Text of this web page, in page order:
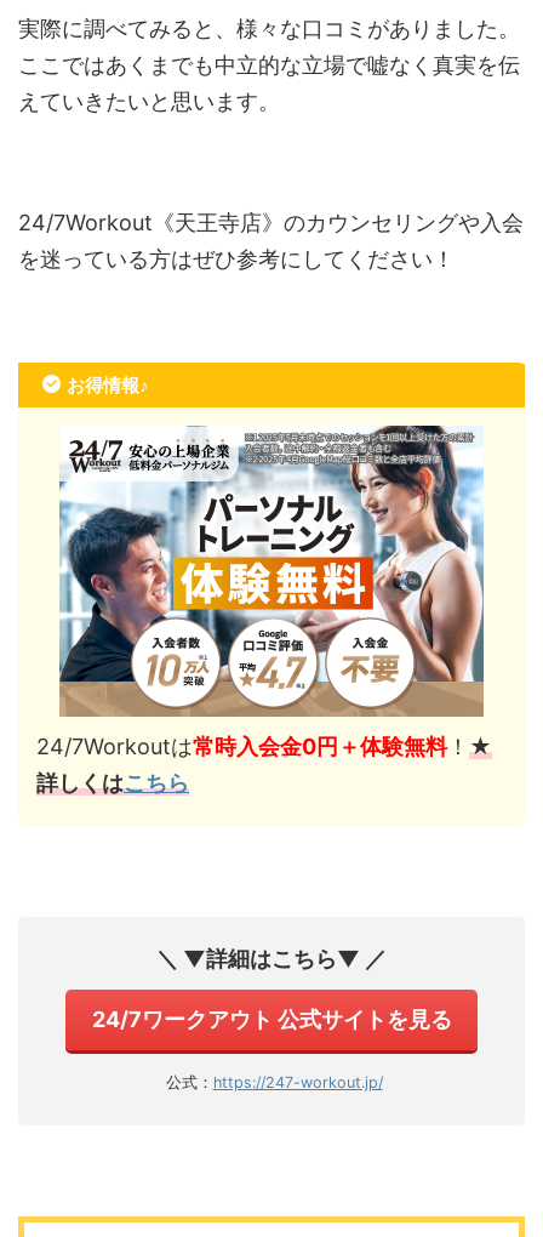
実際に調べてみると、様々な口コミがありました。
ここではあくまでも中立的な立場で嘘なく真実を伝
えていきたいと思います。
24/7Workout《天王寺店》のカウンセリングや入会
を迷っている方はぜひ参考にしてください！
お得情報♪
24/7Workoutは常時入会金0円＋体験無料！ ★
詳しくはこちら
＼ ▼詳細はこちら▼ ／
24/7ワークアウト 公式サイトを見る
公式： https://247-workout.jp/